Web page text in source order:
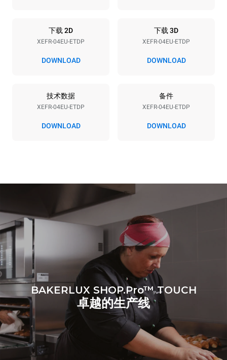
380-415V 3N~ / 220-240V
3~ / 220-240V 1~
6,9 kW
50 / 60 Hz 不包括
连接到的电网的能源组合；
通过选择购买由可再生能源
生产的能源，后者可以被消
Greenhouse Gas
Protocol
下载 2D
XEFR-04EU-ETDP
DOWNLOAD
下载 3D
XEFR-04EU-ETDP
DOWNLOAD
技术数据
XEFR-04EU-ETDP
DOWNLOAD
备件
XEFR-04EU-ETDP
DOWNLOAD
BAKERLUX SHOP.Pro™ TOUCH
卓越的生产线